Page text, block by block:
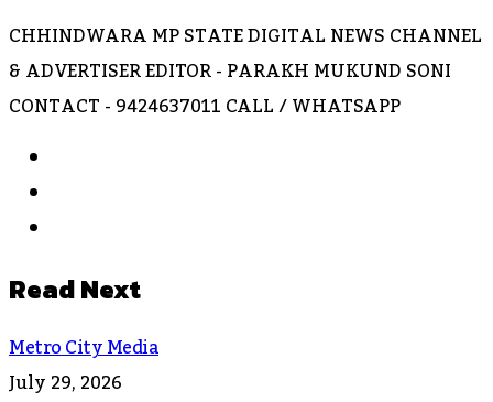
CHHINDWARA MP STATE DIGITAL NEWS CHANNEL
& ADVERTISER EDITOR - PARAKH MUKUND SONI
CONTACT - 9424637011 CALL / WHATSAPP
Read Next
Metro City Media
July 29, 2026